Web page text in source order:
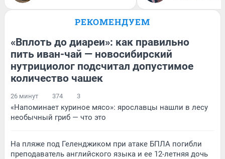
РЕКОМЕНДУЕМ
«Вплоть до диареи»: как правильно
пить иван-чай — новосибирский
нутрициолог подсчитал допустимое
количество чашек
26 минут 374 3
«Напоминает куриное мясо»: ярославцы нашли в лесу
необычный гриб — что это
На пляже под Геленджиком при атаке БПЛА погибли
преподаватель английского языка и ее 12-летняя дочь